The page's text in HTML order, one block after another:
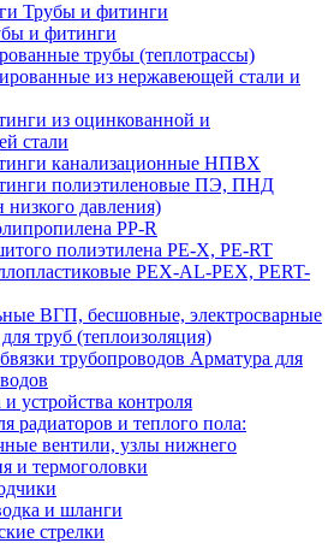
Трубы и фитинги
и фитинги
трубы (теплотрассы)
из нержавеющей стали и
из оцинкованной и
стали
канализационные НПВХ
полиэтиленовые ПЭ, ПНД
низкого давления)
PP-R
полиэтилена PE-X, PE-RT
PEX-AL-PEX, PERT-
ВГП, бесшовные, электросварные
труб (теплоизоляция)
Арматура для
устройства контроля
радиаторов и теплого пола:
вентили, узлы нижнего
и термоголовки
и шланги
стрелки